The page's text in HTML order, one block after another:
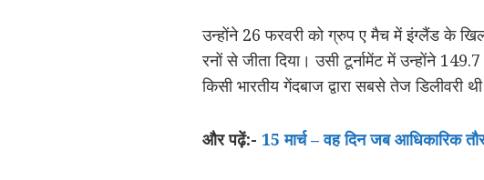
उन्होंने 26 फरवरी को ग्रुप ए मैच में इंग्लैंड के
रनों से जीता दिया। उसी टूर्नामेंट में उन्होंने
किसी भारतीय गेंदबाज द्वारा सबसे तेज डिलीवरी
और पढ़ें:- 15 मार्च – वह दिन जब आधिकारिक